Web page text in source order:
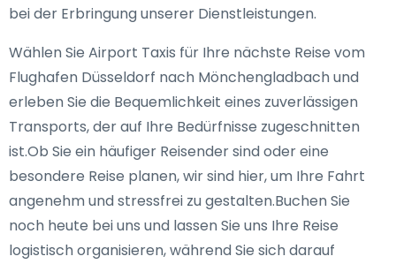
bei der Erbringung unserer Dienstleistungen.
Wählen Sie Airport Taxis für Ihre nächste Reise vom
Flughafen Düsseldorf nach Mönchengladbach und
erleben Sie die Bequemlichkeit eines zuverlässigen
Transports, der auf Ihre Bedürfnisse zugeschnitten
ist.Ob Sie ein häufiger Reisender sind oder eine
besondere Reise planen, wir sind hier, um Ihre Fahrt
angenehm und stressfrei zu gestalten.Buchen Sie
noch heute bei uns und lassen Sie uns Ihre Reise
logistisch organisieren, während Sie sich darauf